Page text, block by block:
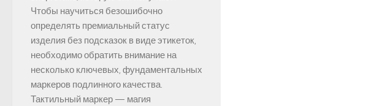
Чтобы научиться безошибочно
определять премиальный статус
изделия без подсказок в виде этикеток,
необходимо обратить внимание на
несколько ключевых, фундаментальных
маркеров подлинного качества.
Тактильный маркер — магия